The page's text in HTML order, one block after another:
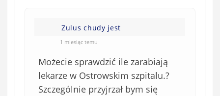
Zulus chudy jest
1 miesiąc temu
Możecie sprawdzić ile zarabiają
lekarze w Ostrowskim szpitalu.?
Szczególnie przyjrzał bym się